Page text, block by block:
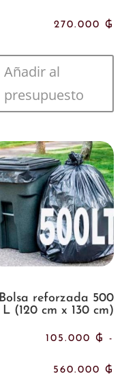
270.000 ₲
de
Añadir al
presupuesto
Bolsa reforzada 500
L (120 cm x 130 cm)
105.000 ₲ -
560.000 ₲